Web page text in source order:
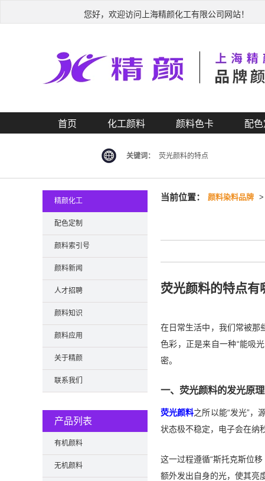
您好，欢迎访问上海精颜化工有限公司网站！
首页 化工颜料 颜料色卡 配色
关键词： 荧光颜料的特点
当前位置： 颜料染料品牌 >
荧光颜料的特点有
在日常生活中，我们常被
色彩，正是来自一种“能吸
密。
一、荧光颜料的发光原
荧光颜料之所以能“发光”，
状态极不稳定，电子会在纳
这一过程遵循“斯托克斯位
额外发出自身的光，使其亮
精颜化工
配色定制
颜料索引号
颜料新闻
人才招聘
颜料知识
颜料应用
关于精颜
联系我们
产品列表
有机颜料
无机颜料